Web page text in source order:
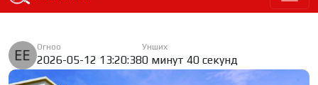
Огноо
2026-05-12 13:20:38
Унших
0 минут 40 секунд